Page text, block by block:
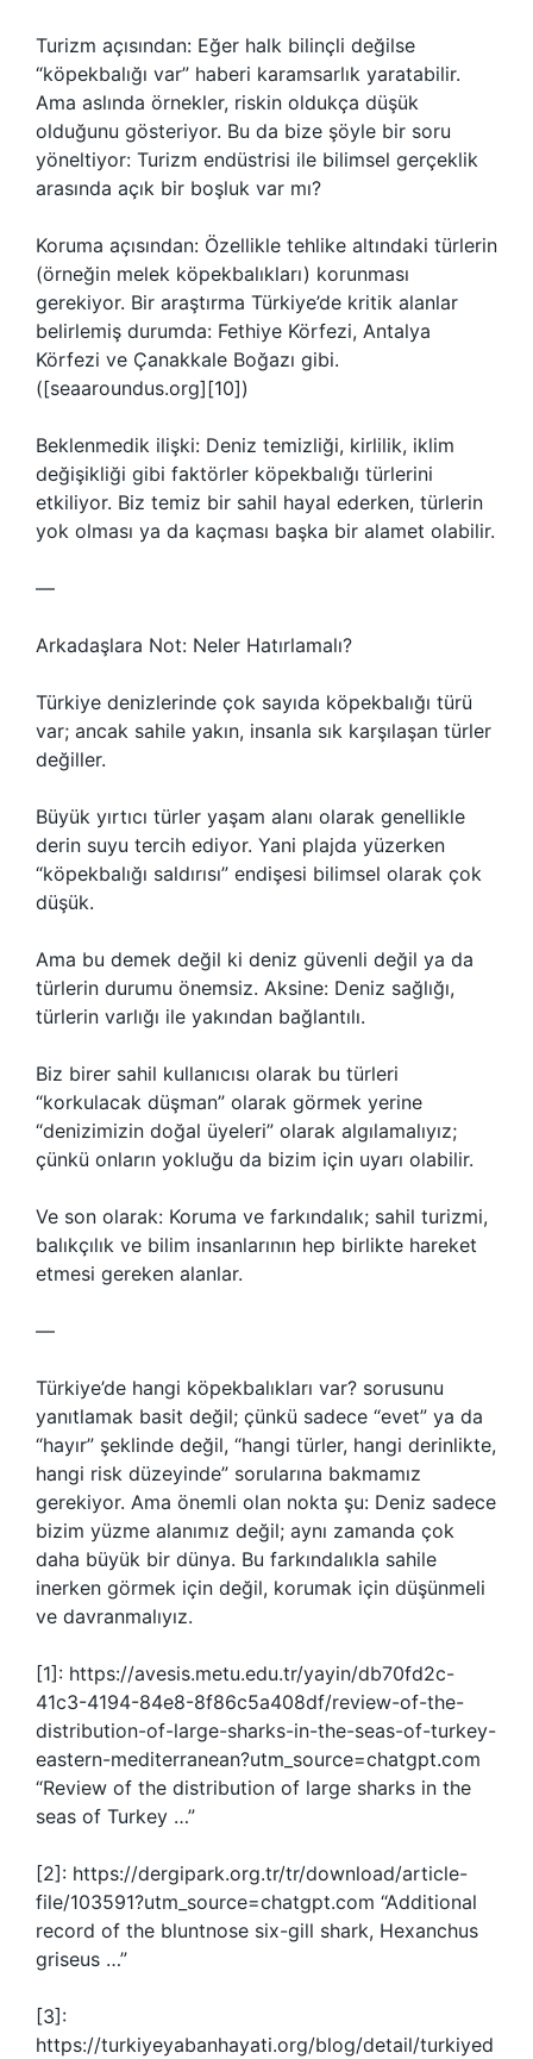
Turizm açısından: Eğer halk bilinçli değilse
“köpekbalığı var” haberi karamsarlık yaratabilir.
Ama aslında örnekler, riskin oldukça düşük
olduğunu gösteriyor. Bu da bize şöyle bir soru
yöneltiyor: Turizm endüstrisi ile bilimsel gerçeklik
arasında açık bir boşluk var mı?
Koruma açısından: Özellikle tehlike altındaki türlerin
(örneğin melek köpekbalıkları) korunması
gerekiyor. Bir araştırma Türkiye’de kritik alanlar
belirlemiş durumda: Fethiye Körfezi, Antalya
Körfezi ve Çanakkale Boğazı gibi.
([seaaroundus.org][10])
Beklenmedik ilişki: Deniz temizliği, kirlilik, iklim
değişikliği gibi faktörler köpekbalığı türlerini
etkiliyor. Biz temiz bir sahil hayal ederken, türlerin
yok olması ya da kaçması başka bir alamet olabilir.
—
Arkadaşlara Not: Neler Hatırlamalı?
Türkiye denizlerinde çok sayıda köpekbalığı türü
var; ancak sahile yakın, insanla sık karşılaşan türler
değiller.
Büyük yırtıcı türler yaşam alanı olarak genellikle
derin suyu tercih ediyor. Yani plajda yüzerken
“köpekbalığı saldırısı” endişesi bilimsel olarak çok
düşük.
Ama bu demek değil ki deniz güvenli değil ya da
türlerin durumu önemsiz. Aksine: Deniz sağlığı,
türlerin varlığı ile yakından bağlantılı.
Biz birer sahil kullanıcısı olarak bu türleri
“korkulacak düşman” olarak görmek yerine
“denizimizin doğal üyeleri” olarak algılamalıyız;
çünkü onların yokluğu da bizim için uyarı olabilir.
Ve son olarak: Koruma ve farkındalık; sahil turizmi,
balıkçılık ve bilim insanlarının hep birlikte hareket
etmesi gereken alanlar.
—
Türkiye’de hangi köpekbalıkları var? sorusunu
yanıtlamak basit değil; çünkü sadece “evet” ya da
“hayır” şeklinde değil, “hangi türler, hangi derinlikte,
hangi risk düzeyinde” sorularına bakmamız
gerekiyor. Ama önemli olan nokta şu: Deniz sadece
bizim yüzme alanımız değil; aynı zamanda çok
daha büyük bir dünya. Bu farkındalıkla sahile
inerken görmek için değil, korumak için düşünmeli
ve davranmalıyız.
[1]: https://avesis.metu.edu.tr/yayin/db70fd2c-
41c3-4194-84e8-8f86c5a408df/review-of-the-
distribution-of-large-sharks-in-the-seas-of-turkey-
eastern-mediterranean?utm_source=chatgpt.com
“Review of the distribution of large sharks in the
seas of Turkey …”
[2]: https://dergipark.org.tr/tr/download/article-
file/103591?utm_source=chatgpt.com “Additional
record of the bluntnose six-gill shark, Hexanchus
griseus …”
[3]:
https://turkiyeyabanhayati.org/blog/detail/turkiyed